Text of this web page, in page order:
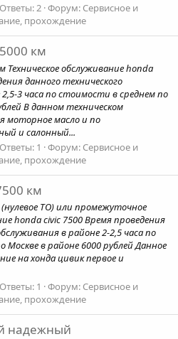
Ответы: 2 Форум: Сервисное и
прохождение
км
Техническое обслуживание honda
данного технического
3 часа по стоимости в среднем по
В данном техническом
моторное масло и по
и салонный...
Ответы: 1 Форум: Сервисное и
прохождение
км
ТО) или промежуточное
honda civic 7500 Время проведения
в районе 2-2,5 часа по
в районе 6000 рублей Данное
на хонда цивик первое и
Ответы: 1 Форум: Сервисное и
прохождение
надежный